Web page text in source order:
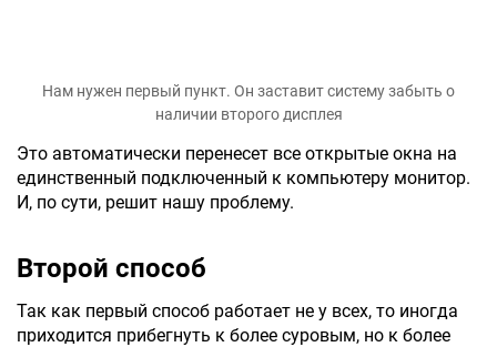
Нам нужен первый пункт. Он заставит систему забыть о
наличии второго дисплея
Это автоматически перенесет все открытые окна на
единственный подключенный к компьютеру монитор.
И, по сути, решит нашу проблему.
Второй способ
Так как первый способ работает не у всех, то иногда
приходится прибегнуть к более суровым, но к более